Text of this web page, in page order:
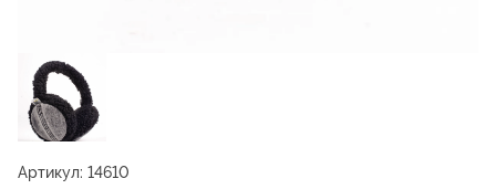
Артикул: 14610